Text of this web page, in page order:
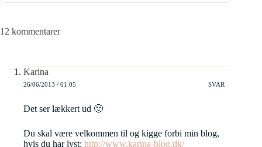
12 kommentarer
Karina
26/06/2013 / 01:05 SVAR
Det ser lækkert ud 🙂
Du skal være velkommen til og kigge forbi min blog,
hvis du har lyst: http://www.karina-blog.dk/